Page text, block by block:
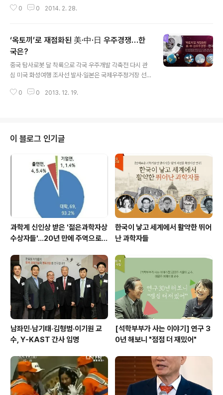
때와 장소를 가리지 않고 원하는 답을 찾기 위해 끊임없이
향한 땀과 눈물은 답을 찾은 희열로 승화된다. 어쩌면 과학
자들은 그 순간을 위해 살아가고 있는지 모른다. 과학자들
의 일상은 어떨까? 24시간 불 꺼지지 않는 연구실에선 우
리가 상상할 수 없는 새로운 것들이 만들어지고, 연구실을
집삼아 지내는 과학자들은 우리와는 많이 다른 삶을 살아
가고 있을 것만 같다. 과학자들의 일상을 엿볼 수 있는 기회
0 0 2014. 2. 28.
‘옥토끼’로 재점화된 美·中·日 우주경쟁…한
국은?
중국 탐사로봇 달 착륙으로 각국 우주개발 각축전 다시 관
심 미국 화성여행 조사선 발사·일본은 국제우주정거장 선
달 착륙에 성공했다. 이로써 중국은 미국과 러시아에 이어
지시간) 쓰촨성 시창 위성발사센터에서 발사돼 12일 만에
달 착륙에 성공한 것이다. 중국 관영통신 CCTV는 창어 3
호에 실린 무인 탐사로봇 ‘옥토끼(玉兎)호’의 달 표면 착륙
모습을 생중계했다. 창어 3호와 옥토끼는 앞으로 3개월 동
안 탐사활동을 벌여 달의 지형과 지질구조 등 각종 자료를
지구로 전송하게..
0 0 2013. 12. 19.
이 블로그 인기글
과학계 신인상 받은 '젊은과학자상
수상자들'…20년 만에 주역으로
한국이 낳고 세계에서 활약한 뛰어
난 과학자들
남좌민·남기태·김형범·이기원 교
수, Y-KAST 간사 임명
[석학부부가 사는 이야기] 연구 3
0년 해보니 "점점 더 재밌어"